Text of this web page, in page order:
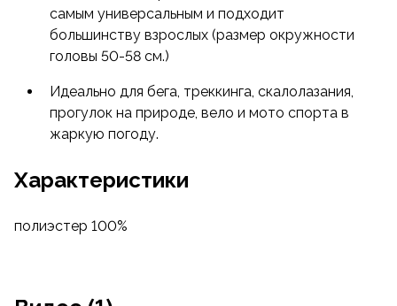
самым универсальным и подходит
большинству взрослых (размер окружности
головы 50-58 см.)
Идеально для бега, треккинга, скалолазания,
прогулок на природе, вело и мото спорта в
жаркую погоду.
Характеристики
полиэстер 100%